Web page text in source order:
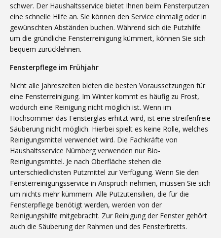
schwer. Der Haushaltsservice bietet Ihnen beim Fensterputzen
eine schnelle Hilfe an. Sie können den Service einmalig oder in
gewünschten Abständen buchen. Während sich die Putzhilfe
um die gründliche Fensterreinigung kümmert, können Sie sich
bequem zurücklehnen.
Fensterpflege im Frühjahr
Nicht alle Jahreszeiten bieten die besten Voraussetzungen für
eine Fensterreinigung. Im Winter kommt es häufig zu Frost,
wodurch eine Reinigung nicht möglich ist. Wenn im
Hochsommer das Fensterglas erhitzt wird, ist eine streifenfreie
Säuberung nicht möglich. Hierbei spielt es keine Rolle, welches
Reinigungsmittel verwendet wird. Die Fachkräfte von
Haushaltsservice Nürnberg verwenden nur Bio-
Reinigungsmittel. Je nach Oberfläche stehen die
unterschiedlichsten Putzmittel zur Verfügung. Wenn Sie den
Fensterreinigungsservice in Anspruch nehmen, müssen Sie sich
um nichts mehr kümmern. Alle Putzutensilien, die für die
Fensterpflege benötigt werden, werden von der
Reinigungshilfe mitgebracht. Zur Reinigung der Fenster gehört
auch die Säuberung der Rahmen und des Fensterbretts.